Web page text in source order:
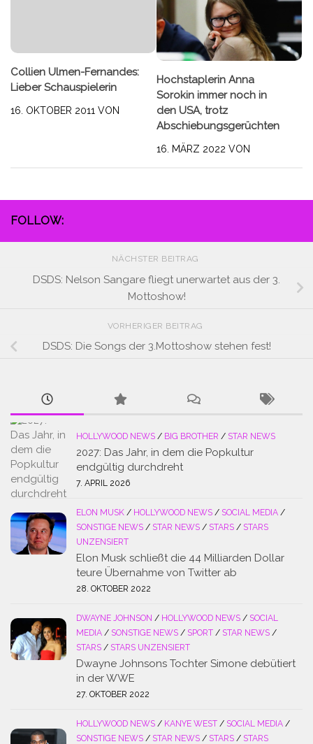
Collien Ulmen-Fernandes:
Lieber Schauspielerin
16. OKTOBER 2011 VON
Hochstaplerin Anna
Sorokin immer noch in
den USA, trotz
Abschiebungsgerüchten
16. MÄRZ 2022 VON
FOLLOW:
NÄCHSTER BEITRAG
DSDS: Nelson Sangare fliegt unerwartet aus der 3.
Mottoshow!
VORHERIGER BEITRAG
DSDS: Die Songs der 3.Mottoshow stehen fest!
HOLLYWOOD NEWS / BIG BROTHER / STAR NEWS
2027: Das Jahr, in dem die Popkultur
endgültig durchdreht
7. APRIL 2026
ELON MUSK / HOLLYWOOD NEWS / SOCIAL MEDIA /
SONSTIGE NEWS / STAR NEWS / STARS / STARS
UNZENSIERT
Elon Musk schließt die 44 Milliarden Dollar
teure Übernahme von Twitter ab
28. OKTOBER 2022
DWAYNE JOHNSON / HOLLYWOOD NEWS / SOCIAL
MEDIA / SONSTIGE NEWS / SPORT / STAR NEWS /
STARS / STARS UNZENSIERT
Dwayne Johnsons Tochter Simone debütiert
in der WWE
27. OKTOBER 2022
HOLLYWOOD NEWS / KANYE WEST / SOCIAL MEDIA /
SONSTIGE NEWS / STAR NEWS / STARS / STARS